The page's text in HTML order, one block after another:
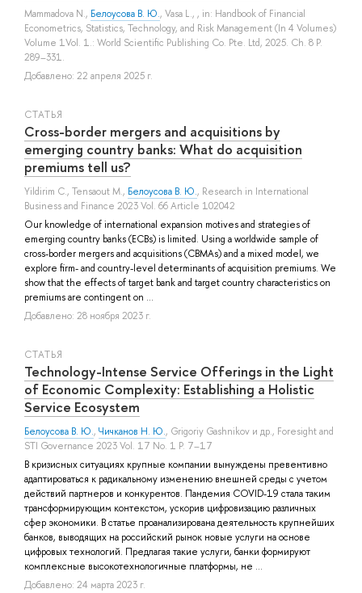
Mammadova N., Белоусова В. Ю., Vasa L., , in: Handbook of Financial
Econometrics, Statistics, Technology, and Risk Management (In 4 Volumes)
Volume 1Vol. 1.: World Scientific Publishing Co. Pte. Ltd, 2025. Ch. 8 P.
289–331.
Добавлено: 22 апреля 2025 г.
СТАТЬЯ
Cross-border mergers and acquisitions by
emerging country banks: What do acquisition
premiums tell us?
Yildirim C., Tensaout M., Белоусова В. Ю., Research in International
Business and Finance 2023 Vol. 66 Article 102042
Our knowledge of international expansion motives and strategies of
emerging country banks (ECBs) is limited. Using a worldwide sample of
cross-border mergers and acquisitions (CBMAs) and a mixed model, we
explore firm- and country-level determinants of acquisition premiums. We
show that the effects of target bank and target country characteristics on
premiums are contingent on ...
Добавлено: 28 ноября 2023 г.
СТАТЬЯ
Technology-Intense Service Offerings in the Light
of Economic Complexity: Establishing a Holistic
Service Ecosystem
Белоусова В. Ю., Чичканов Н. Ю., Grigoriy Gashnikov и др., Foresight and
STI Governance 2023 Vol. 17 No. 1 P. 7–17
В кризисных ситуациях крупные компании вынуждены превентивно
адаптироваться к радикальному изменению внешней среды с учетом
действий партнеров и конкурентов. Пандемия COVID-19 стала таким
трансформирующим контекстом, ускорив цифровизацию различных
сфер экономики. В статье проанализирована деятельность крупнейших
банков, выводящих на российский рынок новые услуги на основе
цифровых технологий. Предлагая такие услуги, банки формируют
комплексные высокотехнологичные платформы, не ...
Добавлено: 24 марта 2023 г.